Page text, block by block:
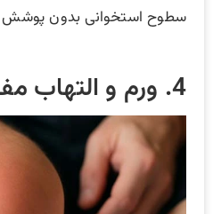
سطوح استخوانی بدون
4. ورم و التهاب مفصل